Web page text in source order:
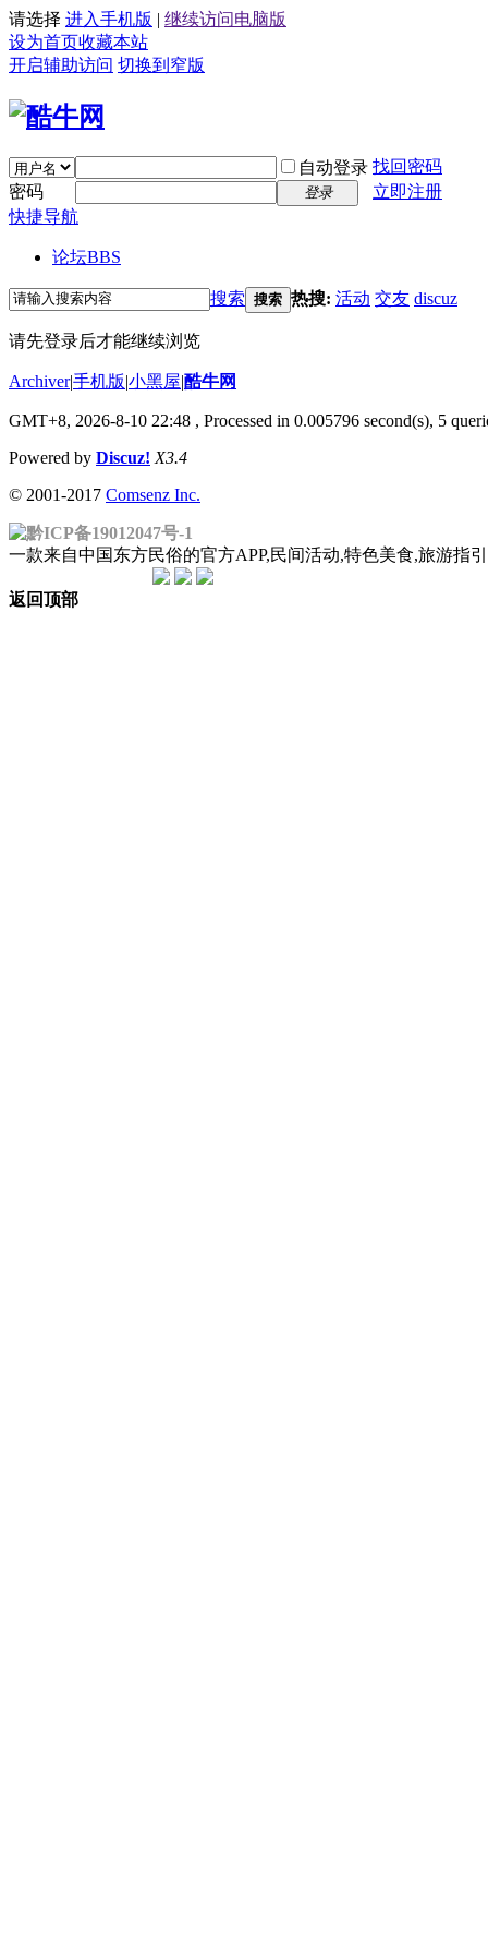
请选择 进入手机版 | 继续访问电脑版
设为首页收藏本站
开启辅助访问 切换到窄版
自动登录 找回密码
密码
登录
立即注册
快捷导航
论坛BBS
搜索 搜索 热搜: 活动 交友 discuz
请先登录后才能继续浏览
Archiver|手机版|小黑屋|酷牛网
GMT+8, 2026-8-10 22:48 , Processed in 0.005796 second(s), 5
Powered by Discuz! X3.4
© 2001-2017 Comsenz Inc.
黔ICP备19012047号-1
一款来自中国东方民俗的官方APP,民间活动,特色美食,旅游
返回顶部